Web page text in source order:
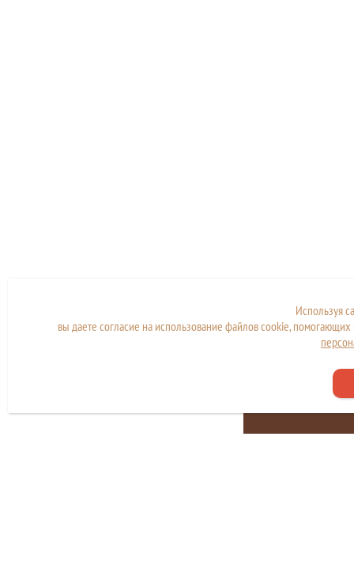
разработки и
Используя
вы даете согласие на использование файлов cookie,